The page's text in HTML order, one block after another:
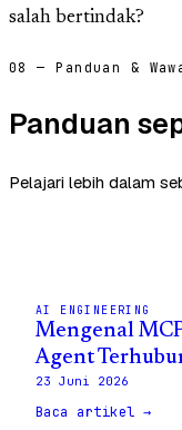
salah bertindak?
08 — Panduan &
Panduan
Pelajari lebih dalam
AI ENGINEERING
Mengenal
Agent
23 Juni 2026
Baca artikel →